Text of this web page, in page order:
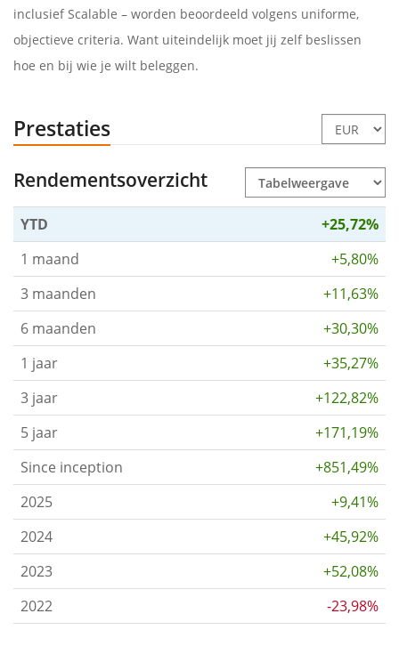
inclusief Scalable – worden beoordeeld volgens uniforme,
objectieve criteria. Want uiteindelijk moet jij zelf beslissen
hoe en bij wie je wilt beleggen.
Prestaties
Rendementsoverzicht
YTD
+25,72%
1 maand
+5,80%
3 maanden
+11,63%
6 maanden
+30,30%
1 jaar
+35,27%
3 jaar
+122,82%
5 jaar
+171,19%
Since inception
+851,49%
2025
+9,41%
2024
+45,92%
2023
+52,08%
2022
-23,98%